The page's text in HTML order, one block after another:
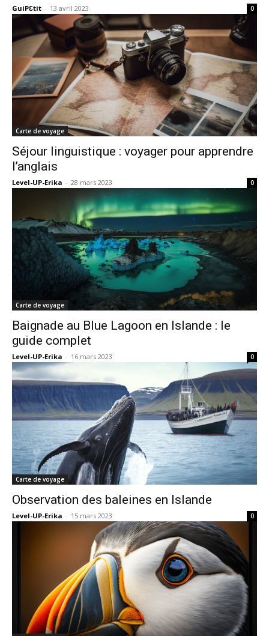
GuiPƐtit - 13 avril 2023 0
Carte de voyage
Séjour linguistique : voyager pour apprendre
l’anglais
Level-UP-Erika - 28 mars 2023 0
Carte de voyage
Baignade au Blue Lagoon en Islande : le
guide complet
Level-UP-Erika - 16 mars 2023 0
Carte de voyage
Observation des baleines en Islande
Level-UP-Erika - 15 mars 2023 0